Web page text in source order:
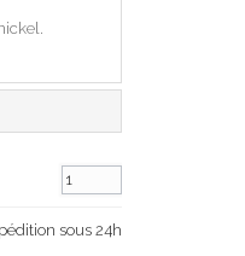
sous 24h